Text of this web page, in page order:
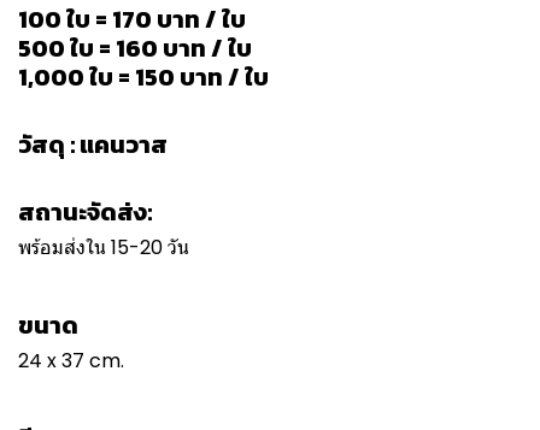
100 ใบ = 170 บาท / ใบ
500 ใบ = 160 บาท / ใบ
1,000 ใบ = 150 บาท / ใบ
วัสดุ : แคนวาส
สถานะจัดส่ง:
พร้อมส่งใน 15-20 วัน
ขนาด
24 x 37 cm.